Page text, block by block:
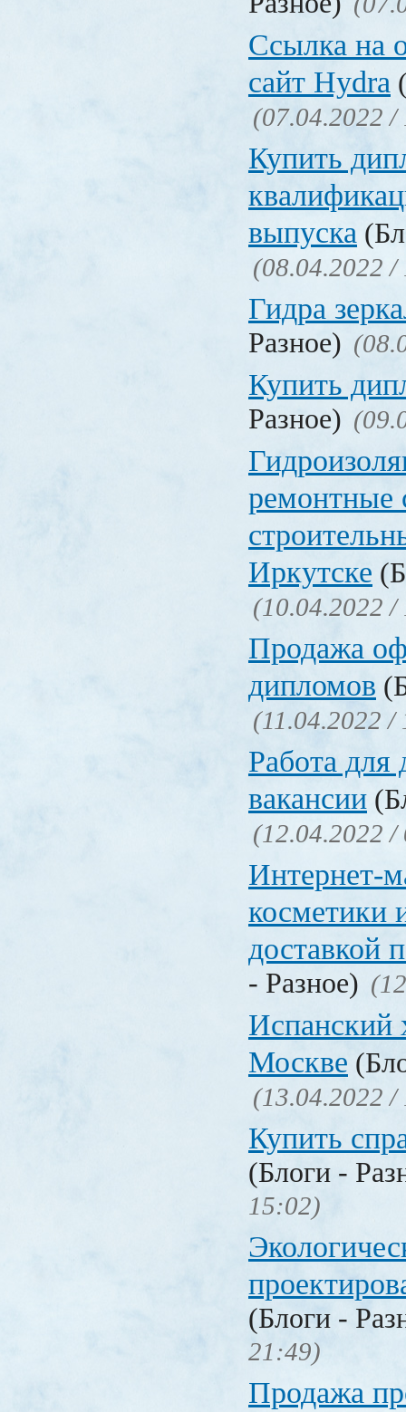
Ссылка на
сайт Hydra
(07.04.2022 /
Купить
выпуска
(08.04.2022 /
Гидра
Разное)
Купить
Разное)
ремонтные
Иркутске
(10.04.2022 /
Продажа
дипломов
(11.04.2022 /
Работа для
вакансии
(12.04.2022 /
Интернет-
косметики
доставкой
- Разное)
Испанский
Москве
(13.04.2022 /
Купить
(Блоги -
15:02)
(Блоги -
21:49)
Продажа